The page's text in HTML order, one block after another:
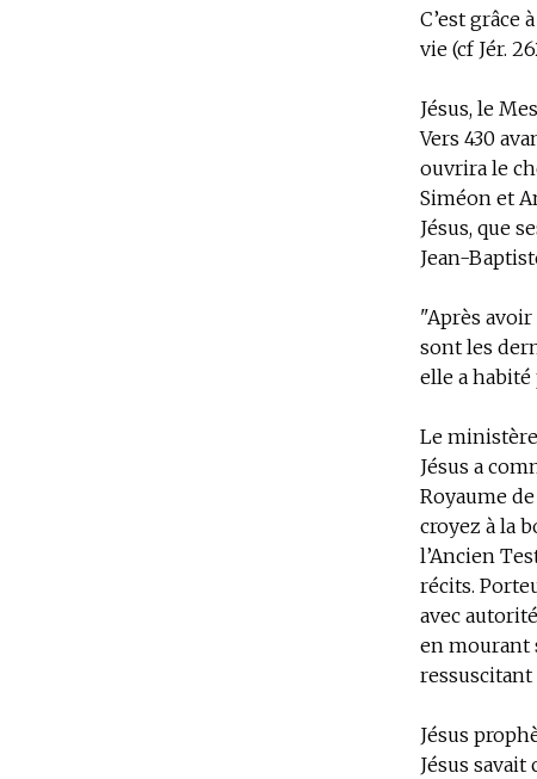
C’est grâce
vie (cf Jér.
Jésus, le
Vers 430
ouvrira le
Siméon et
Jésus, que
Jean-
"Après
sont les
elle a habité
Le ministère
Jésus a
Royaume
croyez à la
l’Ancien
récits.
avec
en mourant
ressuscitant
Jésus
Jésus